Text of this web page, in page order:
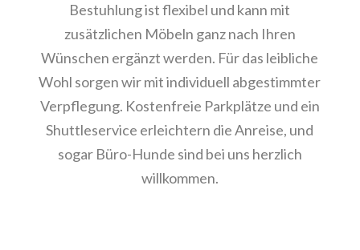
Bestuhlung ist flexibel und kann mit
zusätzlichen Möbeln ganz nach Ihren
Wünschen ergänzt werden. Für das leibliche
Wohl sorgen wir mit individuell abgestimmter
Verpflegung. Kostenfreie Parkplätze und ein
Shuttleservice erleichtern die Anreise, und
sogar Büro-Hunde sind bei uns herzlich
willkommen.